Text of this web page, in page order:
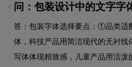
4. 问：包装设计中的文字字
答：包装字体选择要点：①品类
体，科技产品用简洁现代的无衬线
写体体现精致感，儿童产品用活